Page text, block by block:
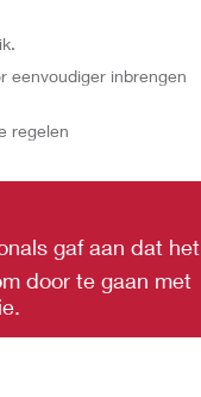
eenvoudiger inbrengen
regelen
gaf aan dat het
door te gaan met